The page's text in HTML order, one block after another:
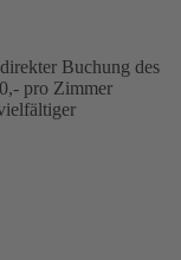
Buchung des
pro Zimmer